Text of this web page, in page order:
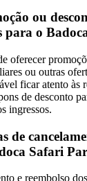
ou
para o
oferecer
ou outras
ficar atento às
de desconto
ingressos.
de
Safari
e reembolso